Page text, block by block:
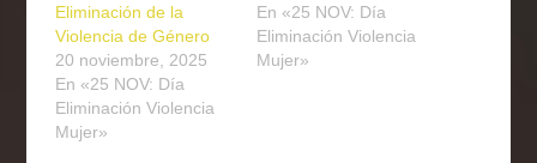
Eliminación de la
Violencia de Género
20 noviembre, 2025
En «25 NOV: Día
Eliminación Violencia
Mujer»
En «25 NOV: Día
Eliminación Violencia
Mujer»